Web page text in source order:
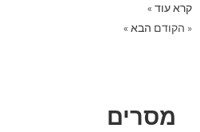
קרא עוד »
« הקודם הבא »
מסרים